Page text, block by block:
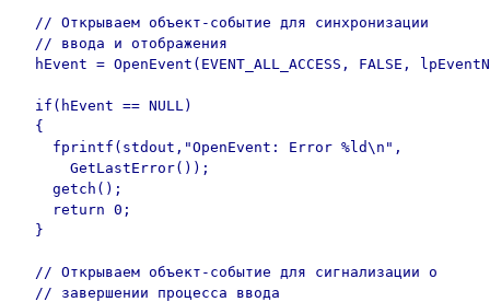
  // Открываем объект-событие для синхронизации
  // ввода и отображения
hEvent = OpenEvent(EVENT_ALL_ACCESS, FALSE,
  if(hEvent == NULL)
  {
    fprintf(stdout,"OpenEvent: Error %ld\n",
      GetLastError());
    getch();
    return 0;
  }
  // Открываем объект-событие для сигнализации о
  // завершении процесса ввода